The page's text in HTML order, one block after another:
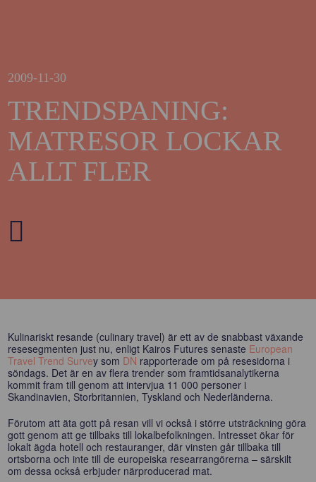
2009-11-30
TRENDSPANING:
MATRESOR LOCKAR
ALLT FLER
Kulinariskt resande (culinary travel) är ett av de snabbast växande
resesegmenten just nu, enligt Kairos Futures senaste European
Travel Trend Survey som DN rapporterade om på resesidorna i
söndags. Det är en av flera trender som framtidsanalytikerna
kommit fram till genom att intervjua 11 000 personer i
Skandinavien, Storbritannien, Tyskland och Nederländerna.
Förutom att äta gott på resan vill vi också i större utsträckning göra
gott genom att ge tillbaks till lokalbefolkningen. Intresset ökar för
lokalt ägda hotell och restauranger, där vinsten går tillbaka till
ortsborna och inte till de europeiska researrangörerna – särskilt
om dessa också erbjuder närproducerad mat.